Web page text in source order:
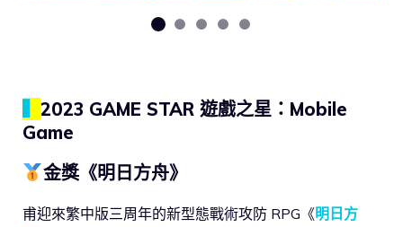
2023 GAME STAR 遊戲之星：Mobile
Game
金獎《明日方舟》
甫迎來繁中版三周年的新型態戰術攻防 RPG《明日方